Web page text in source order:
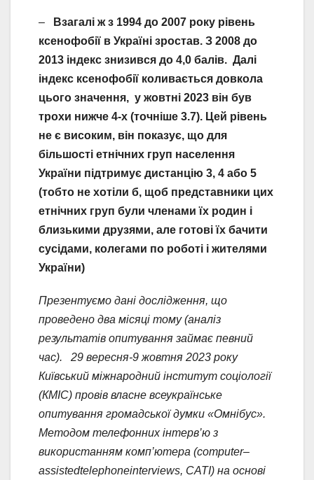
–
Взагалі ж з 1994 до 2007 року рівень
ксенофобії в Україні зростав. З 2008 до
2013 індекс знизився до 4,0 балів. Далі
індекс ксенофобії коливається довкола
цього значення, у жовтні 2023 він був
трохи нижче 4-х (точніше 3.7). Цей рівень
не є високим, він показує, що для
більшості етнічних груп населення
України підтримує дистанцію 3, 4 або 5
(тобто не хотіли б, щоб представники цих
етнічних груп були членами їх родин і
близькими друзями, але готові їх бачити
сусідами, колегами по роботі і жителями
України)
Презентуємо дані дослідження, що
проведено два місяці тому (аналіз
результатів опитування займає певний
час). 29 вересня-9 жовтня 2023 року
Київський міжнародний інститут соціології
(КМІС) провів власне всеукраїнське
опитування громадської думки «Омнібус».
Методом телефонних інтерв’ю з
використанням комп’ютера (computer–
assistedtelephoneinterviews, CATI) на основі